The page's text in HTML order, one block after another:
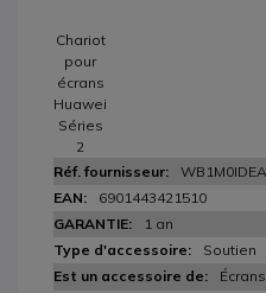
Chariot
pour
écrans
Huawei
Séries
2
6901443421510
1 an
Soutien
Écrans